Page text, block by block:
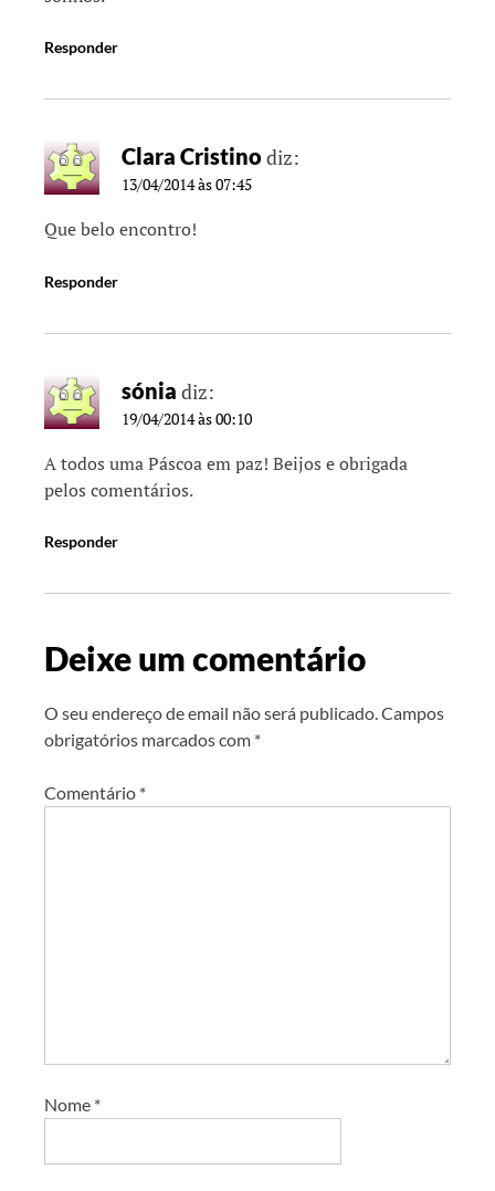
Responder
Clara Cristino diz:
13/04/2014 às 07:45
Que belo encontro!
Responder
sónia diz:
19/04/2014 às 00:10
A todos uma Páscoa em paz! Beijos e obrigada
pelos comentários.
Responder
Deixe um comentário
O seu endereço de email não será publicado.Campos
obrigatórios marcados com *
Comentário *
Nome *